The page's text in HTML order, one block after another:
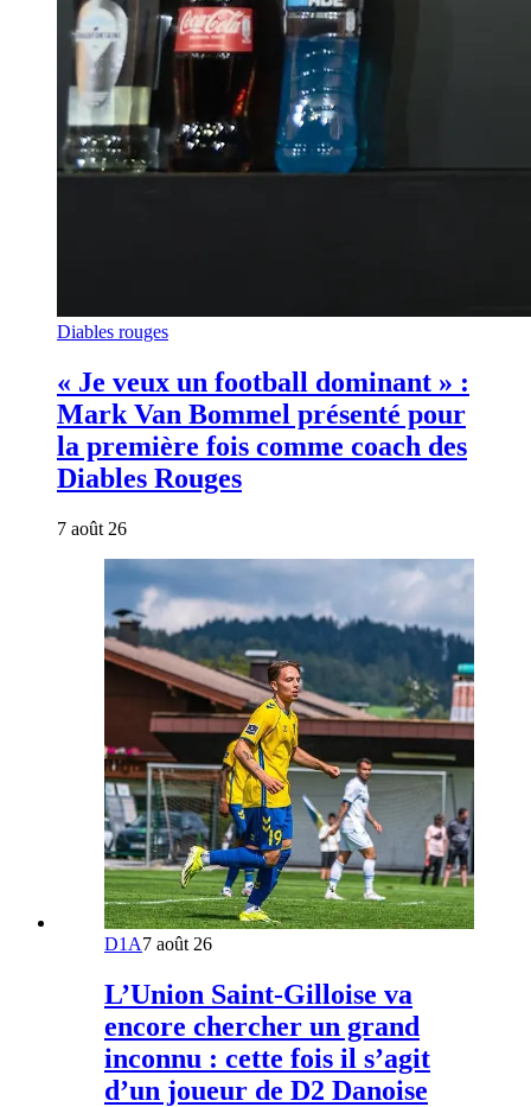
Diables rouges
« Je veux un football dominant » :
Mark Van Bommel présenté pour
la première fois comme coach des
Diables Rouges
7 août 26
D1A7 août 26
L’Union Saint-Gilloise va
encore chercher un grand
inconnu : cette fois il s’agit
d’un joueur de D2 Danoise